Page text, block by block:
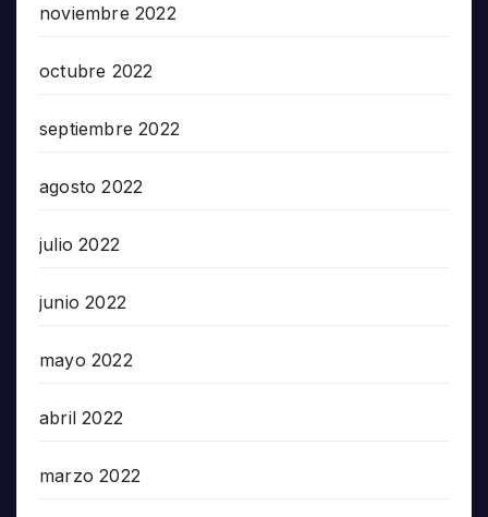
noviembre 2022
octubre 2022
septiembre 2022
agosto 2022
julio 2022
junio 2022
mayo 2022
abril 2022
marzo 2022